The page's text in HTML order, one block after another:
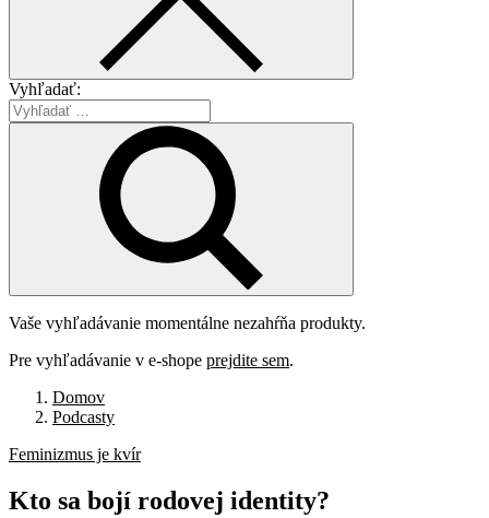
Vyhľadať:
Vaše vyhľadávanie momentálne nezahŕňa produkty.
Pre vyhľadávanie v e-shope prejdite sem.
Domov
Podcasty
Feminizmus je kvír
Kto sa bojí rodovej identity?